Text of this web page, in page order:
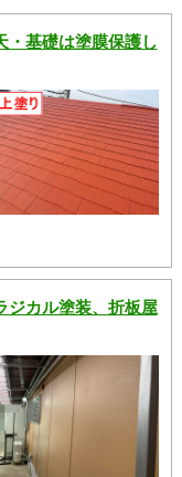
・基礎は塗膜保護し
ジカル塗装、折板屋